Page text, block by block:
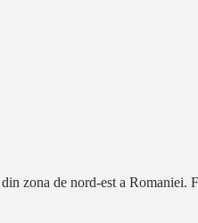
zona de nord-est a Romaniei.